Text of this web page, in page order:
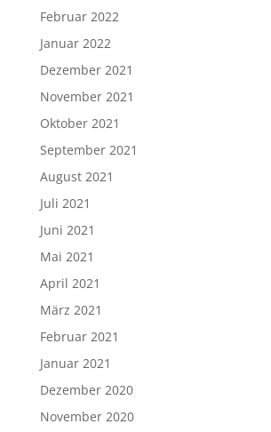
Februar 2022
Januar 2022
Dezember 2021
November 2021
Oktober 2021
September 2021
August 2021
Juli 2021
Juni 2021
Mai 2021
April 2021
März 2021
Februar 2021
Januar 2021
Dezember 2020
November 2020